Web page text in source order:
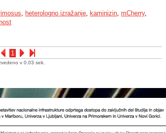
1
, heterologno izražanje, kaminizin, mCherry,
v 0.03 sek.